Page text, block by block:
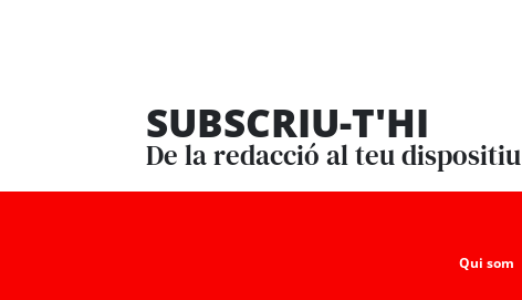
SUBSCRIU-T'HI
De la redacció al teu dispositiu
Qui som